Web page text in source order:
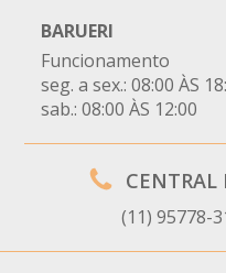
BARUERI
Funcionamento
seg. a sex.: 08:00 ÀS
sab.: 08:00 ÀS 12:00
(11) 95778-